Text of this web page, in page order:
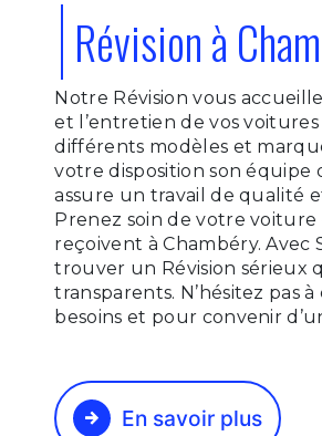
Révision à
Notre Révision vous
et l’entretien de vos
différents modèles et
votre disposition son équipe
assure un travail de qualité
Prenez soin de votre
reçoivent à Chambéry. Avec
trouver un Révision sérieux
transparents. N’hésitez pas
besoins et pour convenir
En savoir plus